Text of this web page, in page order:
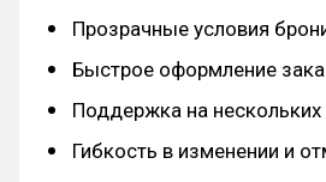
Прозрачные условия
Быстрое оформление
Поддержка на нескольких
Гибкость в изменении и